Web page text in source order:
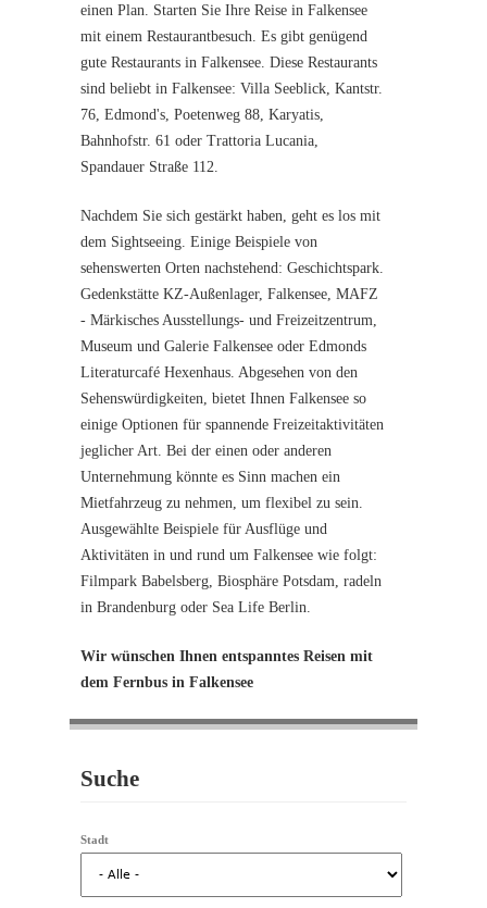
einen Plan. Starten Sie Ihre Reise in Falkensee
mit einem Restaurantbesuch. Es gibt genügend
gute Restaurants in Falkensee. Diese Restaurants
sind beliebt in Falkensee: Villa Seeblick, Kantstr.
76, Edmond's, Poetenweg 88, Karyatis,
Bahnhofstr. 61 oder Trattoria Lucania,
Spandauer Straße 112.
Nachdem Sie sich gestärkt haben, geht es los mit
dem Sightseeing. Einige Beispiele von
sehenswerten Orten nachstehend: Geschichtspark.
Gedenkstätte KZ-Außenlager, Falkensee, MAFZ
- Märkisches Ausstellungs- und Freizeitzentrum,
Museum und Galerie Falkensee oder Edmonds
Literaturcafé Hexenhaus. Abgesehen von den
Sehenswürdigkeiten, bietet Ihnen Falkensee so
einige Optionen für spannende Freizeitaktivitäten
jeglicher Art. Bei der einen oder anderen
Unternehmung könnte es Sinn machen ein
Mietfahrzeug zu nehmen, um flexibel zu sein.
Ausgewählte Beispiele für Ausflüge und
Aktivitäten in und rund um Falkensee wie folgt:
Filmpark Babelsberg, Biosphäre Potsdam, radeln
in Brandenburg oder Sea Life Berlin.
Wir wünschen Ihnen entspanntes Reisen mit
dem Fernbus in Falkensee
Suche
Stadt